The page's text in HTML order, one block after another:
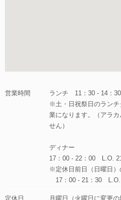
営業時間
ランチ 11：30 - 14：
※土・日祝祭日のラン
業になります。（アラ
せん）
ディナー
17：00 - 22：00 L.O.
※定休日前日（日曜日）
17：00 - 21：30 L.O.
定休日 月曜日（火曜日に変更の